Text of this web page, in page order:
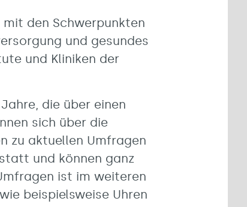
den Schwerpunkten
und gesundes
und Kliniken der
die über einen
sich über die
zu aktuellen Umfragen
und können ganz
ist im weiteren
beispielsweise Uhren